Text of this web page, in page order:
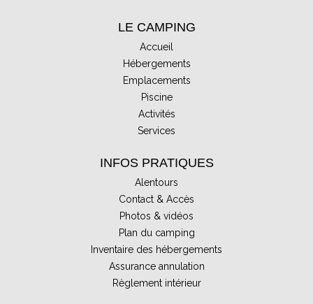
LE CAMPING
Accueil
Hébergements
Emplacements
Piscine
Activités
Services
INFOS PRATIQUES
Alentours
Contact & Accès
Photos & vidéos
Plan du camping
Inventaire des hébergements
Assurance annulation
Règlement intérieur